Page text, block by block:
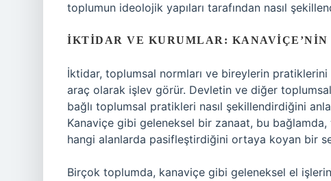
toplumun ideolojik yapıları tarafından nasıl
İKTIDAR VE KURUMLAR: KANAVIÇE’NIN
İktidar, toplumsal normları ve bireylerin
araç olarak işlev görür. Devletin ve diğer
bağlı toplumsal pratikleri nasıl şekillendirdiğini
Kanaviçe gibi geleneksel bir zanaat, bu
hangi alanlarda pasifleştirdiğini ortaya koyan bir
Birçok toplumda, kanaviçe gibi geleneksel el